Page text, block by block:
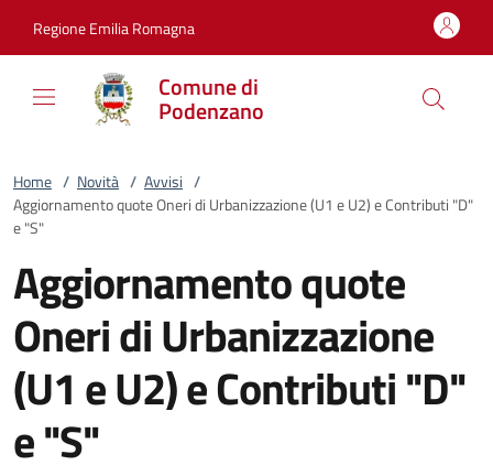
Regione Emilia Romagna
Comune di
Podenzano
Home / Novità / Avvisi /
Aggiornamento quote Oneri di Urbanizzazione (U1 e U2) e Contributi "D"
e "S"
Aggiornamento quote
Oneri di Urbanizzazione
(U1 e U2) e Contributi "D"
e "S"